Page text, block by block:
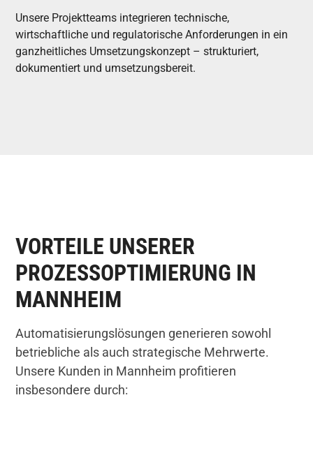
Unsere Projektteams integrieren technische,
wirtschaftliche und regulatorische Anforderungen in ein
ganzheitliches Umsetzungskonzept – strukturiert,
dokumentiert und umsetzungsbereit.
VORTEILE UNSERER
PROZESSOPTIMIERUNG IN
MANNHEIM
Automatisierungslösungen generieren sowohl
betriebliche als auch strategische Mehrwerte.
Unsere Kunden in Mannheim profitieren
insbesondere durch: